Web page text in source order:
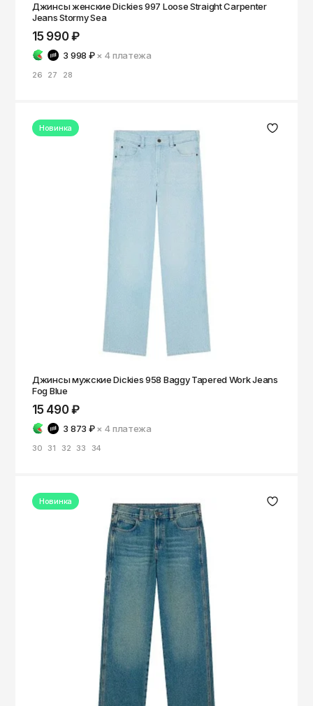
Джинсы женские Dickies 997 Loose Straight Carpenter
Jeans Stormy Sea
15 990 ₽
3 998 ₽ × 4платежа
26 27 28
Новинка
Джинсы мужские Dickies 958 Baggy Tapered Work Jeans
Fog Blue
15 490 ₽
3 873 ₽ × 4платежа
30 31 32 33 34
Новинка